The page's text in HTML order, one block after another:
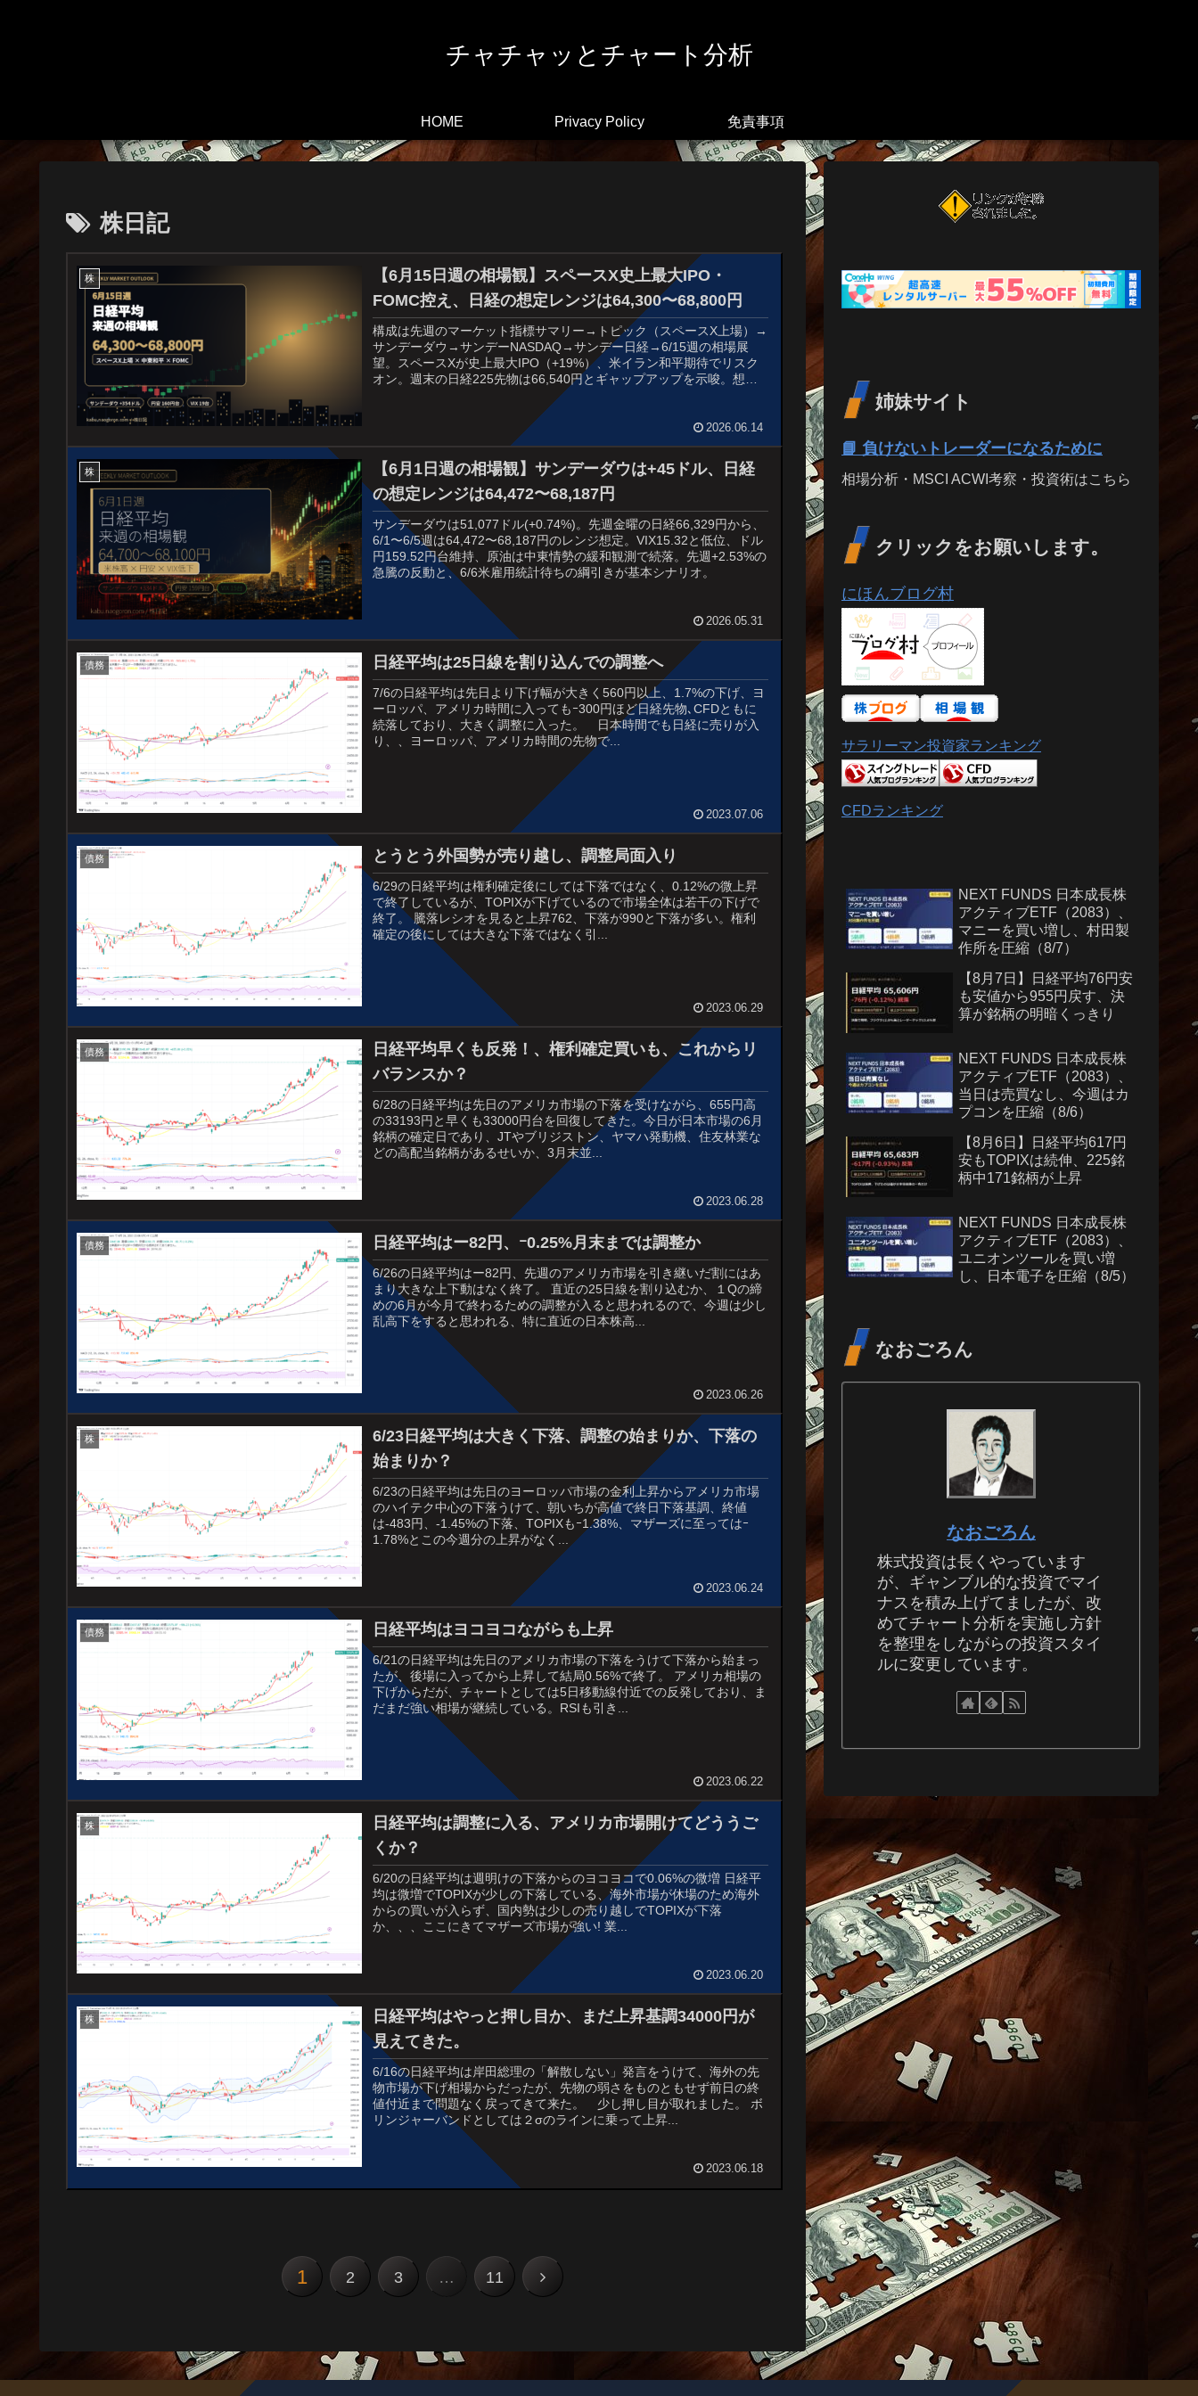
チャチャッとチャート分析
HOME Privacy Policy 免責事項
株日記
株
【6月15日週の相場観】スペースX史上最大IPO・
FOMC控え、日経の想定レンジは64,300〜68,800円
構成は先週のマーケット指標サマリー→トピック（スペースX上場）→
サンデーダウ→サンデーNASDAQ→サンデー日経→6/15週の相場展
望。スペースXが史上最大IPO（+19%）、米イラン和平期待でリスク
オン。週末の日経225先物は66,540円とギャップアップを示唆。想定
レンジ64,300〜68,800円、焦点は6/17のFOMC（ウォーシュ新議
2026.06.14
株
【6月1日週の相場観】サンデーダウは+45ドル、日経
の想定レンジは64,472〜68,187円
サンデーダウは51,077ドル(+0.74%)。先週金曜の日経66,329円から、
6/1〜6/5週は64,472〜68,187円のレンジ想定。VIX15.32と低位、ドル
円159.52円台維持、原油は中東情勢の緩和観測で続落。先週+2.53%の
急騰の反動と、6/6米雇用統計待ちの綱引きが基本シナリオ。
2026.05.31
債務 日経平均は25日線を割り込んでの調整へ
7/6の日経平均は先日より下げ幅が大きく560円以上、1.7%の下げ、ヨ
ーロッパ、アメリカ時間に入ってもｰ300円ほど日経先物､CFDともに
続落しており、大きく調整に入った。 日本時間でも日経に売りが入
り、、ヨーロッパ、アメリカ時間の先物で...
2023.07.06
債務 とうとう外国勢が売り越し、調整局面入り
6/29の日経平均は権利確定後にしては下落ではなく、0.12%の微上昇
で終了しているが、TOPIXが下げているので市場全体は若干の下げで
終了。 騰落レシオを見ると上昇762、下落が990と下落が多い。権利
確定の後にしては大きな下落ではなく引...
2023.06.29
債務
日経平均早くも反発！、権利確定買いも、これからリ
バランスか？
6/28の日経平均は先日のアメリカ市場の下落を受けながら、655円高
の33193円と早くも33000円台を回復してきた。今日が日本市場の6月
銘柄の確定日であり、JTやブリジストン、ヤマハ発動機、住友林業な
どの高配当銘柄があるせいか、3月末並...
2023.06.28
債務 日経平均はー82円、ｰ0.25%月末までは調整か
6/26の日経平均はー82円、先週のアメリカ市場を引き継いだ割にはあ
まり大きな上下動はなく終了。 直近の25日線を割り込むか、１Qの締
めの6月が今月で終わるための調整が入ると思われるので、今週は少し
乱高下をすると思われる、特に直近の日本株高...
2023.06.26
株
6/23日経平均は大きく下落、調整の始まりか、下落の
始まりか？
6/23の日経平均は先日のヨーロッパ市場の金利上昇からアメリカ市場
のハイテク中心の下落うけて、朝いちが高値で終日下落基調、終値
は-483円、-1.45%の下落、TOPIXもｰ1.38%、マザーズに至ってはｰ
1.78%とこの今週分の上昇がなく...
2023.06.24
債務 日経平均はヨコヨコながらも上昇
6/21の日経平均は先日のアメリカ市場の下落をうけて下落から始まっ
たが、後場に入ってから上昇して結局0.56%で終了。 アメリカ相場の
下げからだが、チャートとしては5日移動線付近での反発しており、ま
だまだ強い相場が継続している。RSIも引き...
2023.06.22
株
日経平均は調整に入る、アメリカ市場開けてどううご
くか？
6/20の日経平均は週明けの下落からのヨコヨコで0.06%の微増 日経平
均は微増でTOPIXが少しの下落している、海外市場が休場のため海外
からの買いが入らず、国内勢は少しの売り越しでTOPIXが下落
か、、、ここにきてマザーズ市場が強い! 業...
2023.06.20
株
日経平均はやっと押し目か、まだ上昇基調34000円が
見えてきた。
6/16の日経平均は岸田総理の「解散しない」発言をうけて、海外の先
物市場が下げ相場からだったが、先物の弱さをものともせず前日の終
値付近まで問題なく戻ってきて来た。 少し押し目が取れました。 ボ
リンジャーバンドとしては２σのラインに乗って上昇...
2023.06.18
1 2 3 … 11 次
姉妹サイト
📘 負けないトレーダーになるために
相場分析・MSCI ACWI考察・投資術はこちら
クリックをお願いします。
にほんブログ村
サラリーマン投資家ランキング
CFDランキング
NEXT FUNDS 日本成長株
アクティブETF（2083）、
マニーを買い増し、村田製
作所を圧縮（8/7）
【8月7日】日経平均76円安
も安値から955円戻す、決
算が銘柄の明暗くっきり
NEXT FUNDS 日本成長株
アクティブETF（2083）、
当日は売買なし、今週はカ
プコンを圧縮（8/6）
【8月6日】日経平均617円
安もTOPIXは続伸、225銘
柄中171銘柄が上昇
NEXT FUNDS 日本成長株
アクティブETF（2083）、
ユニオンツールを買い増
し、日本電子を圧縮（8/5）
なおごろん
なおごろん
株式投資は長くやっています
が、ギャンブル的な投資でマイ
ナスを積み上げてましたが、改
めてチャート分析を実施し方針
を整理をしながらの投資スタイ
ルに変更しています。